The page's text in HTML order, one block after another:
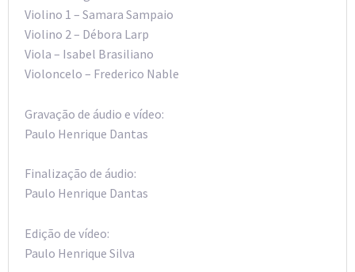
Violino 1 – Samara Sampaio
Violino 2 – Débora Larp
Viola – Isabel Brasiliano
Violoncelo – Frederico Nable
Gravação de áudio e vídeo:
Paulo Henrique Dantas
Finalização de áudio:
Paulo Henrique Dantas
Edição de vídeo:
Paulo Henrique Silva